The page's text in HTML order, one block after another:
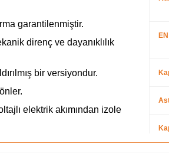
garantilenmiştir.
direnç ve dayanıklılık
bir versiyondur.
elektrik akımından izole
amacıyla kullanmayın.